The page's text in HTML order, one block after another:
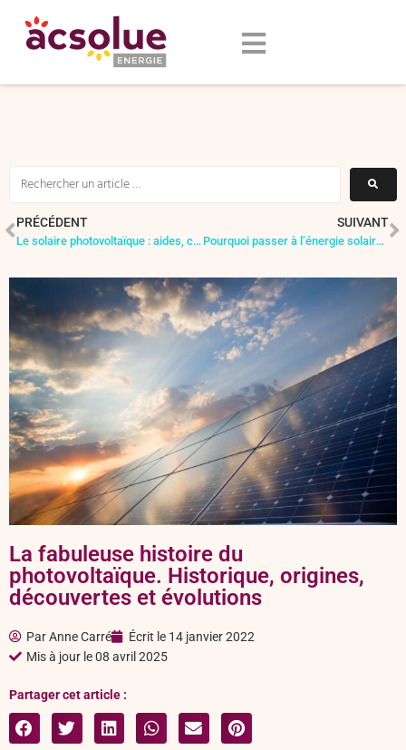
PRÉCÉDENT
Le solaire photovoltaïque : aides, conditions, Obligation d’Achat. Tarifs d’achat et primes en 2026
SUIVANT
Pourquoi passer à l’énergie solaire ? Les atouts du photovoltaïque et ses limites
La fabuleuse histoire du
photovoltaïque. Historique, origines,
découvertes et évolutions
ParAnne Carré Écrit le 14 janvier 2022
Mis à jour le 08 avril 2025
Partager cet article :